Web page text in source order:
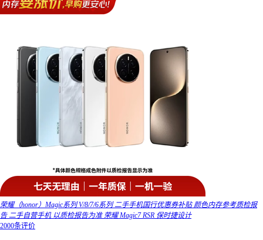
荣耀（honor）Magic系列 V/8/7/6系列 二手手机国行优惠券补贴 颜色内存参考质检报
告 二手自营手机 以质检报告为准 荣耀 Magic7 RSR 保时捷设计
2000条评价